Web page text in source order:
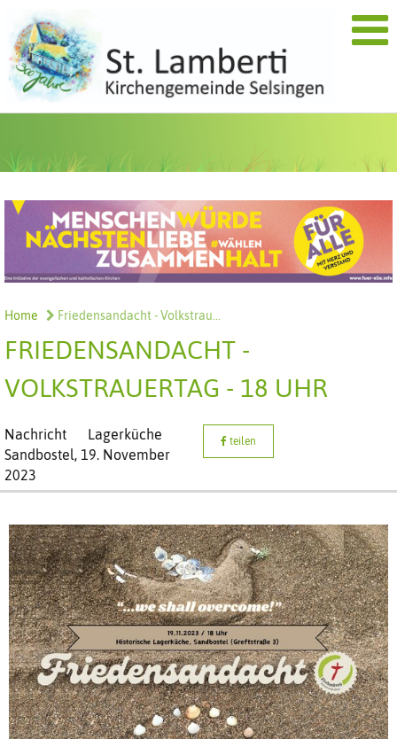
Home Friedensandacht - Volkstrau...
FRIEDENSANDACHT -
VOLKSTRAUERTAG - 18 UHR
Nachricht
Lagerküche
Sandbostel, 19. November
2023
teilen